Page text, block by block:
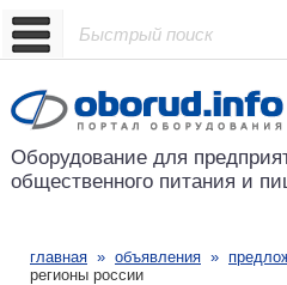
Проект основан в 2001 году
Оборудование для
общественного питания и
главная » объявления »
регионы россии